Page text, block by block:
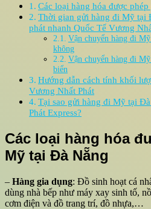
Các loại hàng hóa được
Thời gian gửi hàng đi Mỹ tại
phát nhanh Quốc Tế Vương
Vận chuyển hàng đi
không
Vận chuyển hàng đi
biển
Hướng dẫn cách tính khối
Vương Nhất Phát
Tại sao gửi hàng đi Mỹ tại
Phát Express?
Các loại hàng hóa
Mỹ tại Đà Nẵng
– Hàng gia dụng: Đồ sinh hoạt cá
dùng nhà bếp như máy xay sinh tố,
cơm điện và đồ trang trí, đồ nhựa,…